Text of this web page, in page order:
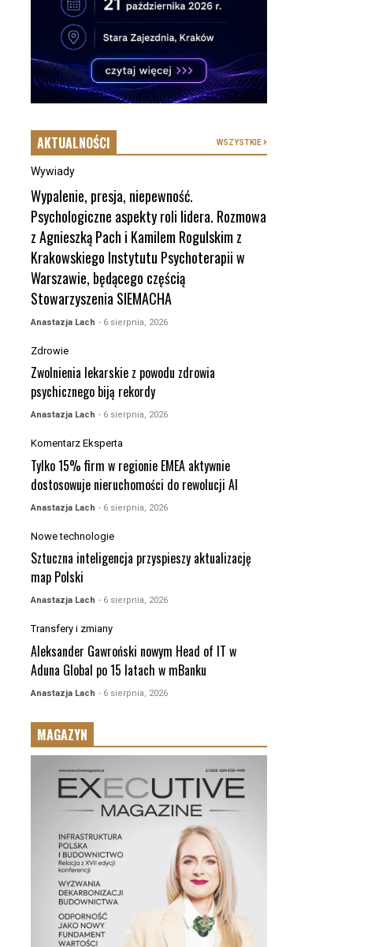
AKTUALNOŚCI WSZYSTKIE
Wywiady
Wypalenie, presja, niepewność.
Psychologiczne aspekty roli lidera. Rozmowa
z Agnieszką Pach i Kamilem Rogulskim z
Krakowskiego Instytutu Psychoterapii w
Warszawie, będącego częścią
Stowarzyszenia SIEMACHA
Anastazja Lach - 6 sierpnia, 2026
Zdrowie
Zwolnienia lekarskie z powodu zdrowia
psychicznego biją rekordy
Anastazja Lach - 6 sierpnia, 2026
Komentarz Eksperta
Tylko 15% firm w regionie EMEA aktywnie
dostosowuje nieruchomości do rewolucji AI
Anastazja Lach - 6 sierpnia, 2026
Nowe technologie
Sztuczna inteligencja przyspieszy aktualizację
map Polski
Anastazja Lach - 6 sierpnia, 2026
Transfery i zmiany
Aleksander Gawroński nowym Head of IT w
Aduna Global po 15 latach w mBanku
Anastazja Lach - 6 sierpnia, 2026
MAGAZYN